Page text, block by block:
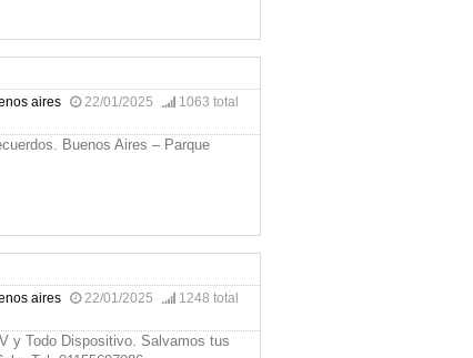
aires 22/01/2025
1063 total
Buenos Aires – Parque
aires 22/01/2025
1248 total
y Todo Dispositivo. Salvamos tus